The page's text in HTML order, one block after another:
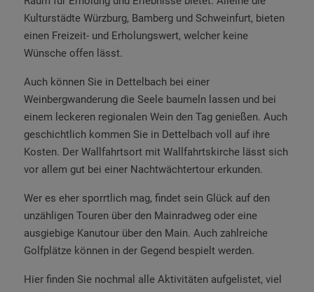
Kulturstädte Würzburg, Bamberg und Schweinfurt, bieten
einen Freizeit- und Erholungswert, welcher keine
Wünsche offen lässt.
Auch können Sie in Dettelbach bei einer
Weinbergwanderung die Seele baumeln lassen und bei
einem leckeren regionalen Wein den Tag genießen. Auch
geschichtlich kommen Sie in Dettelbach voll auf ihre
Kosten. Der Wallfahrtsort mit Wallfahrtskirche lässt sich
vor allem gut bei einer Nachtwächtertour erkunden.
Wer es eher sporrtlich mag, findet sein Glück auf den
unzähligen Touren über den Mainradweg oder eine
ausgiebige Kanutour über den Main. Auch zahlreiche
Golfplätze können in der Gegend bespielt werden.
Hier finden Sie nochmal alle Aktivitäten aufgelistet, viel